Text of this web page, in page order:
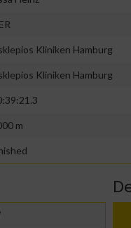
Kliniken Hamburg
Kliniken Hamburg
m